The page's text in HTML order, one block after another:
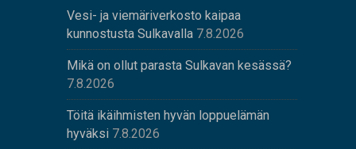
Vesi- ja viemäriverkosto kaipaa
kunnostusta Sulkavalla 7.8.2026
Mikä on ollut parasta Sulkavan kesässä?
7.8.2026
Töitä ikäihmisten hyvän loppuelämän
hyväksi 7.8.2026